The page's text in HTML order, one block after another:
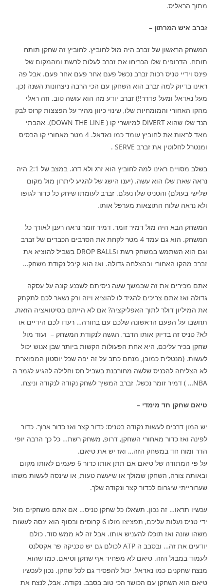
מתוך הראליס.
זברב איש המרתון –
המשחק הראשון של זברב היה מול לחוביץ. לחוביץ זה שחקן תותח
תותח. הדרופים שלו הכריחו את זברב לעלות לרשת ומהמקום של
פינס וידיי טניס רכות זברב נכשל פעם אחר פעם אחר פעם. אבל פה
ראינו בדיוק למה זברב הוא השחקן עם הכי הרבה ניצחונות השנה (כן.
מעל נאדאל ומעל פדרר!!) זברב יודע מה הוא עושה טוב. וזה ראלי
מהקו האחורי והמומחיות שלו, שינוי כיוון מהיר על הפצצות קרוס לבק
הנד שלו שהוא DIVERT למיושרי קו ( DOWN THE LINE). אהבתי
מאד לראות את לחוביץ עומד כמו נאדאל. 4 מטר מאחורי קו הבסיס
ומנטרל לחלוטין את זברב SERVE .
בשלב מסויים ראינו למה לחוביץ הוא זרג ולא דרג. במצב של 2:1 היה
נראה שאת שלו הוא עשה. (יענו הישג של להגיע ליתרון מול מקום
שלישי בעולם) והטניס שלו נעלם. זברב לעומתו שיחק כל כדור לגופו
ולא נראה שלוח התוצאות מערפל אותו.
המשחק הבא היה מול דמיר זומר. דמיר זומר נראה רענן לאורך כל
המשחק. הוא גם עמד 4 מטר לקחת את הסרבים הכבדים של זברב
וגם הוא השתמש במשחק רשת וDROP BALLS בשביל להוציא את
זברב מהקו האחורי ובהצלחה גדולה. ואז הוא קיבל נקודת משחק…
אתם מכירים את זה שבמשך שעה ניסיתם לשכנע קונה על עסקה
גדולה ואז אתם צריכים להגיד לו להוציא ויזה ורק נשאר לכם לתקתק
את המיליון דולר לתוך האפליקציה? אם לא הייתם בסיטואציה הזאת,
תחשבו על הפעם הראשונה שלכם עם בחורה… רעדו לכם הידיים או
לא? טניס זה בדיוק אותו הדבר, הגשה לנקודת המשחק – ועוד מול
שחקן בכיר עליכם, היא אחת הפעולות הקשות ביותר שבן אנוש יכול
לעשות. (מנטלית כמובן, מנחם כתב על זה יפה שכל יוסטון המפוארת
לא הצליחה להכניס שלשה מחורבנת בשביל חס וחלילה להגיע לגמר ה
NBA… ) דמיר זומר נכשל. זברב המשיך לשחק נקודה לנקודה וניצח.
טיאם שחקן חד מימדי –
יש המון דרכים לעשות נקודה בטניס: כדור קצר ואז כדור ארוך. כדור
לפינה ואז כדור מאחורי השחקן, דרופ, משחק רשת… כל כך הרבה יופי
הדר ומוח חד במשחק הזה… ואז יש את טיאם.
על פי המתודה של טיאם אם תתן אותו כדור 6 פעמים לאותו מקום
ובאותה צורה, השחקן שמולך או שיעשה טעות, או שינסה לעשות משהו
שערורייתי שיגרום לכדור קצר ונקודה שלך.
עכשיו תראו… זה נכון. תשאלו כל שחקן טניס… אם אתם משחקים מול
ידי טניס נעלות עליכם, תפציצו מולו 6 קרוסים ובסוף הוא ינסה לעשות
משהו שונה ואז תוכלו להעניש אותו. אבל זה לא ממש סוד. כולם
יודעים את זה… ובסבב ה ATP לכולם גם יש טכניקה פר אקסלנס
לעמוד במבול הזה. טיאם לא מפחיד אף שחקן וטיאם, כמו שהוא
מנצח שחקנים כמו נאדאל, יכול להפסיד גם לכל שחקן. נכון לעכשיו
טיאם הוא השחקן עם הכושר הכי טוב בסבב. נקודה. אבל, לנצח את